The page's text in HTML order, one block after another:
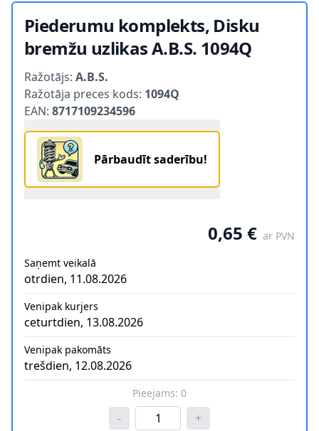
Piederumu komplekts, Disku
bremžu uzlikas A.B.S. 1094Q
Ražotājs: A.B.S.
Ražotāja preces kods: 1094Q
EAN: 8717109234596
Pārbaudīt saderību!
0,65 € ar PVN
Saņemt veikalā
otrdien, 11.08.2026
Venipak kurjers
ceturtdien, 13.08.2026
Venipak pakomāts
trešdien, 12.08.2026
Pieejams: 0
- +